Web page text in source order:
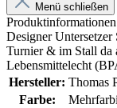
Menü schließen
Designer Untersetzer
Turnier & im Stall da
Lebensmittelecht
Hersteller: Thomas
Farbe: